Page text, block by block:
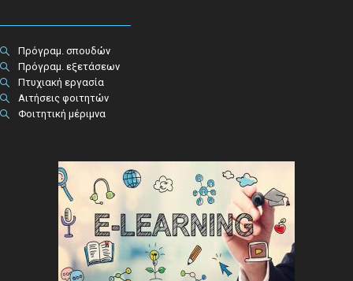
Πρόγραμ. σπουδών
Πρόγραμ. εξετάσεων
Πτυχιακή εργασία
Αιτήσεις φοιτητών
Φοιτητική μέριμνα